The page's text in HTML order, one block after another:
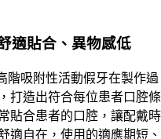
適貼合、異物感低
階吸附性活動假牙在製作過
打造出符合每位患者口腔條
貼合患者的口腔，讓配戴時
適自在，使用的適應期短、